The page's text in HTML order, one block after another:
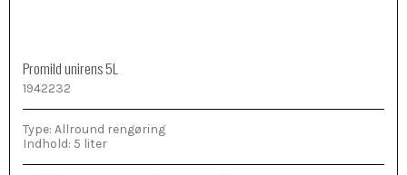
Promild unirens 5L
1942232
Type: Allround rengøring
Indhold: 5 liter